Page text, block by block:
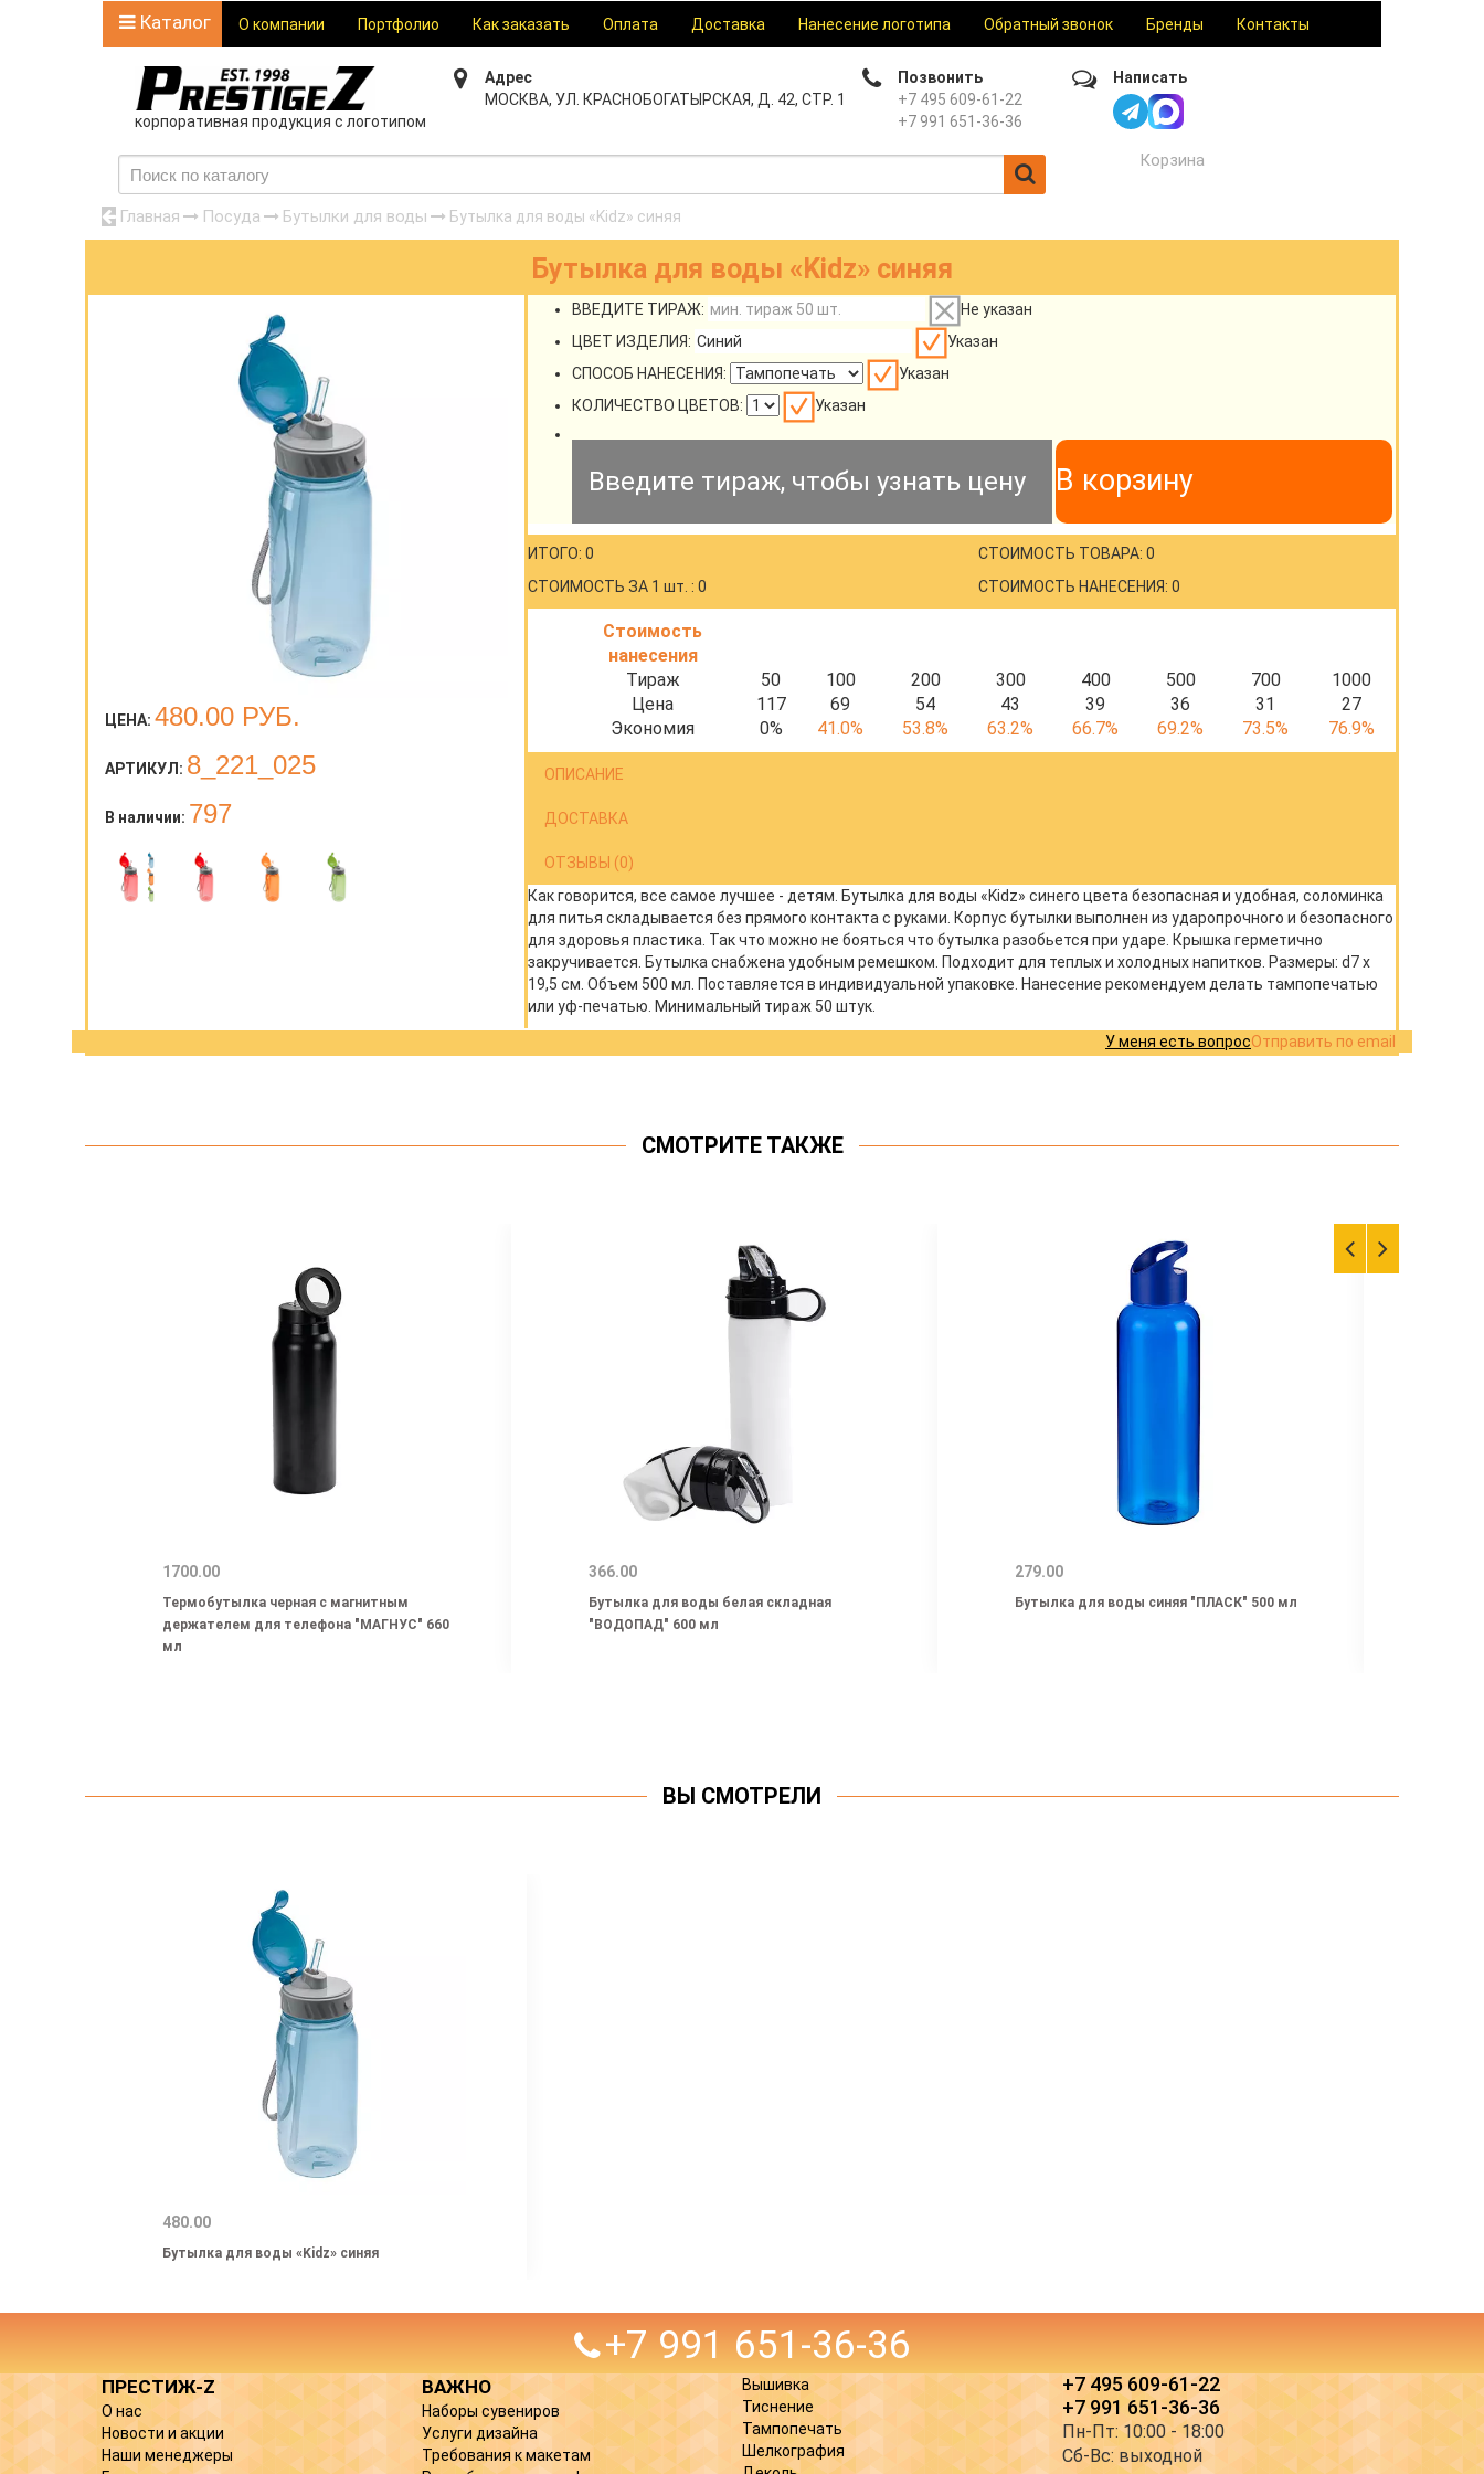
Каталог О компании Портфолио Как заказать Оплата Доставка Нанесение логотипа Обратный звонок Бренды Контакты
корпоративная продукция с логотипом
Адрес
МОСКВА, УЛ. КРАСНОБОГАТЫРСКАЯ, Д. 42, СТР. 1
Позвонить
+7 495 609-61-22
+7 991 651-36-36
Написать
Корзина
Главная Посуда Бутылки для воды Бутылка для воды «Kidz» синяя
Бутылка для воды «Kidz» синяя
ЦЕНА: 480.00 РУБ.
АРТИКУЛ: 8_221_025
В наличии: 797
ВВЕДИТЕ ТИРАЖ:
Не указан
ЦВЕТ ИЗДЕЛИЯ:
Указан
СПОСОБ НАНЕСЕНИЯ:
Указан
КОЛИЧЕСТВО ЦВЕТОВ:
Указан
Введите тираж, чтобы узнать цену В корзину
ИТОГО: 0
СТОИМОСТЬ ЗА 1 шт. : 0
СТОИМОСТЬ ТОВАРА: 0
СТОИМОСТЬ НАНЕСЕНИЯ: 0
Стоимость
нанесения
Тираж
50 100 200 300 400 500 700
1000
Цена
117 69 54 43 39 36 31
27
Экономия
0% 41.0% 53.8% 63.2% 66.7% 69.2% 73.5% 76.9%
ОПИСАНИЕ
ДОСТАВКА
ОТЗЫВЫ (0)
Как говорится, все самое лучшее - детям. Бутылка для воды «Kidz» синего цвета безопасная и удобная, соломинка
для питья складывается без прямого контакта с руками. Корпус бутылки выполнен из ударопрочного и безопасного
для здоровья пластика. Так что можно не бояться что бутылка разобьется при ударе. Крышка герметично
закручивается. Бутылка снабжена удобным ремешком. Подходит для теплых и холодных напитков. Размеры: d7 х
19,5 см. Объем 500 мл. Поставляется в индивидуальной упаковке. Нанесение рекомендуем делать тампопечатью
или уф-печатью. Минимальный тираж 50 штук.
Отправить по email
У меня есть вопрос
СМОТРИТЕ ТАКЖЕ
1700.00
Термобутылка черная с магнитным
держателем для телефона "МАГНУС" 660
мл
366.00
Бутылка для воды белая складная
"ВОДОПАД" 600 мл
279.00
Бутылка для воды синяя "ПЛАСК" 500 мл
ВЫ СМОТРЕЛИ
480.00
Бутылка для воды «Kidz» синяя
+7 991 651-36-36
ПРЕСТИЖ-Z
О нас
Новости и акции
Наши менеджеры
ВАЖНО
Наборы сувениров
Услуги дизайна
Требования к макетам
Вышивка
Тиснение
Тампопечать
Шелкография
+7 495 609-61-22
+7 991 651-36-36
Пн-Пт: 10:00 - 18:00
Сб-Вс: выходной